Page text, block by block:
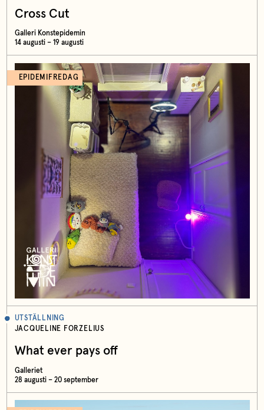
Cross Cut
Galleri Konstepidemin
14 augusti – 19 augusti
EPIDEMIFREDAG
UTSTÄLLNING
JACQUELINE FORZELIUS
What ever pays off
Galleriet
28 augusti – 20 september